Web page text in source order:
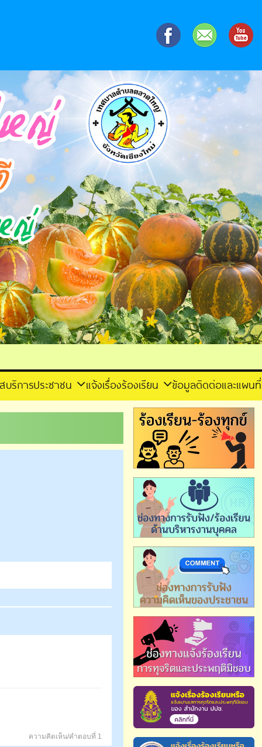
บริการประชาชน แจ้งเรื่องร้องเรียน ข้อมูลติดต่อและแผนที่
ความคิดเห็น/คำตอบที่ 1